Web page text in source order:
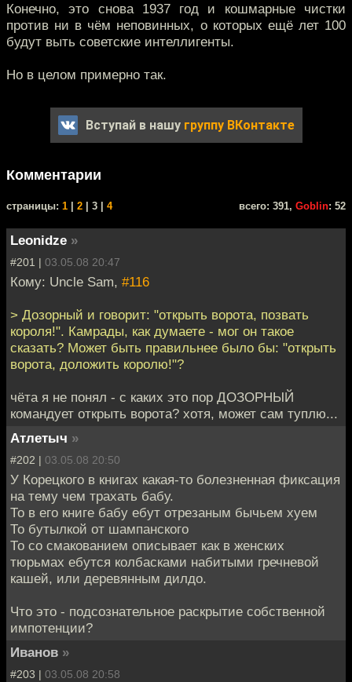
Конечно, это снова 1937 год и кошмарные чистки
против ни в чём неповинных, о которых ещё лет 100
будут выть советские интеллигенты.
Но в целом примерно так.
Вступай в нашу группу ВКонтакте
Комментарии
cтраницы: 1 2 | 3 | 4 всего: 391, Goblin: 52
Leonidze »
#201 | 03.05.08 20:47
Кому: Uncle Sam, #116
> Дозорный и говорит: "открыть ворота, позвать
короля!". Камрады, как думаете - мог он такое
сказать? Может быть правильнее было бы: "открыть
ворота, доложить королю!"?
чёта я не понял - с каких это пор ДОЗОРНЫЙ
командует открыть ворота? хотя, может сам туплю...
Атлетыч »
#202 | 03.05.08 20:50
У Корецкого в книгах какая-то болезненная фиксация
на тему чем трахать бабу.
То в его книге бабу ебут отрезаным бычьем хуем
То бутылкой от шампанского
То со смакованием описывает как в женских
тюрьмах ебутся колбасками набитыми гречневой
кашей, или деревянным дилдо.
Что это - подсознательное раскрытие собственной
импотенции?
Иванов »
#203 | 03.05.08 20:58